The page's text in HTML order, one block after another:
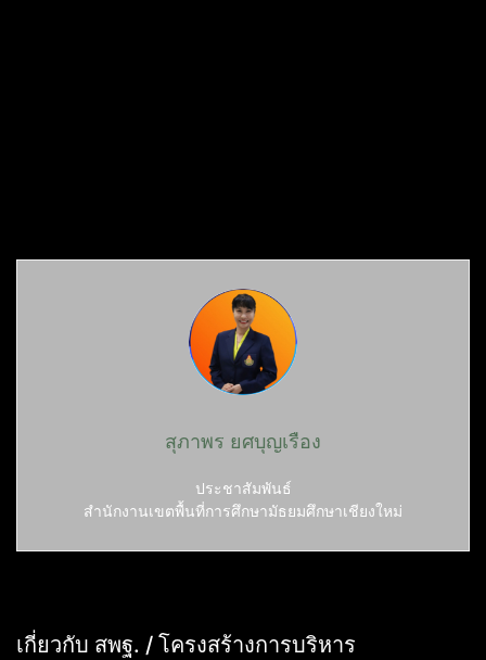
สุภาพร ยศบุญเรือง
ประชาสัมพันธ์
สำนักงานเขตพื้นที่การศึกษามัธยมศึกษาเชียงใหม่
เกี่ยวกับ สพฐ. / โครงสร้างการบริหาร